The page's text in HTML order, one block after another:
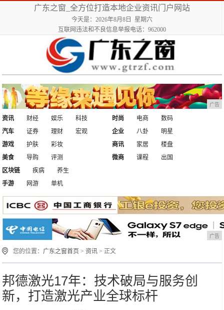
广东之窗_全方位打造本地企业资讯门户网站
今天是：2026年8月8日 星期六
互联网违法和不良信息举报电话：962000
广告
资讯 财经 娱乐
科技
汽车
证券 理财 宏观
时尚 电商
数码
企业
八卦
明星
游戏
护肤
彩妆
美食
导购 评测
商讯 家居
楼盘
微商
课程
出国
区块链
疾病
养生
手游
网游 单机
广告
您的位置： 广东之窗首页 >资讯 > 正文
邦德激光17年：技术破局与服务创
新，打造激光产业全球标杆